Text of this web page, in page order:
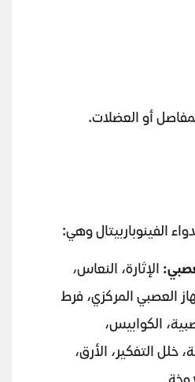
أو العضلات.
الفينوباربيتال وهي:
الإثارة، النعاس،
العصبي المركزي، فرط
الكوابيس،
خلل التفكير، الأرق،